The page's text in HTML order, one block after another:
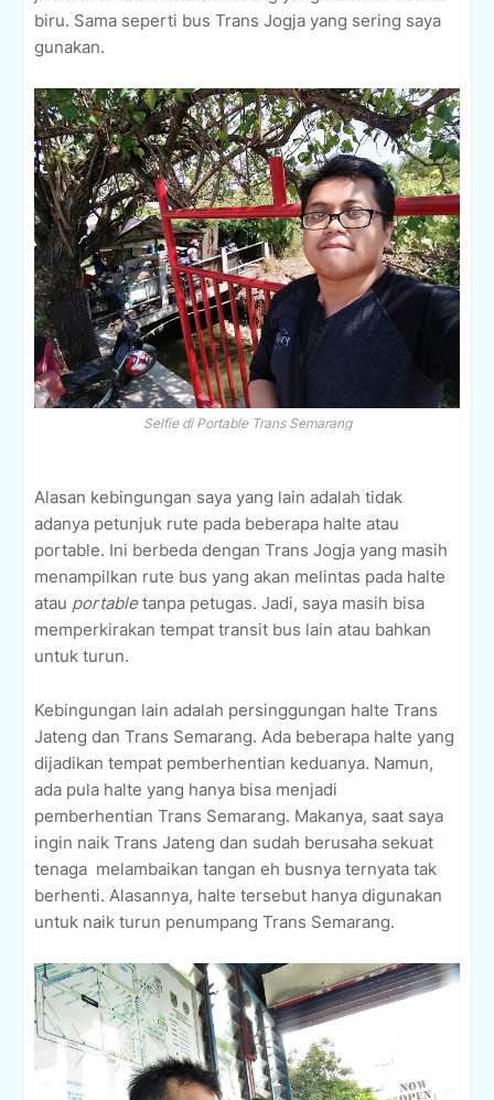
biru. Sama seperti bus Trans Jogja yang sering saya
gunakan.
Selfie di Portable Trans Semarang
Alasan kebingungan saya yang lain adalah tidak
adanya petunjuk rute pada beberapa halte atau
portable. Ini berbeda dengan Trans Jogja yang masih
menampilkan rute bus yang akan melintas pada halte
atau portabletanpa petugas. Jadi, saya masih bisa
memperkirakan tempat transit bus lain atau bahkan
untuk turun.
Kebingungan lain adalah persinggungan halte Trans
Jateng dan Trans Semarang. Ada beberapa halte yang
dijadikan tempat pemberhentian keduanya. Namun,
ada pula halte yang hanya bisa menjadi
pemberhentian Trans Semarang. Makanya, saat saya
ingin naik Trans Jateng dan sudah berusaha sekuat
tenaga melambaikan tangan eh busnya ternyata tak
berhenti. Alasannya, halte tersebut hanya digunakan
untuk naik turun penumpang Trans Semarang.